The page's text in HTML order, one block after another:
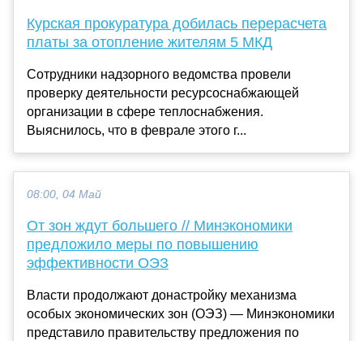
Курская прокуратура добилась перерасчета
платы за отопление жителям 5 МКД
Сотрудники надзорного ведомства провели
проверку деятельности ресурсоснабжающей
организации в сфере теплоснабжения.
Выяснилось, что в феврале этого г...
08:00, 04 Май
От зон ждут большего // Минэкономики
предложило меры по повышению
эффективности ОЭЗ
Власти продолжают донастройку механизма
особых экономических зон (ОЭЗ) — Минэкономики
представило правительству предложения по